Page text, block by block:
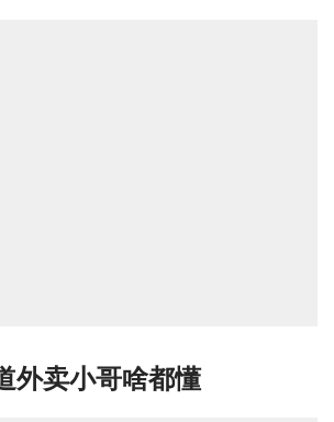
外卖小哥啥都懂